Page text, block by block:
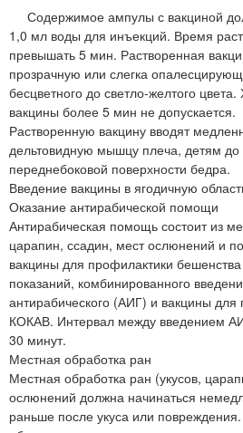
Содержимое ампулы с вакциной
1,0 мл воды для инъекций. Время
превышать 5 мин. Растворенная
прозрачную или слегка
бесцветного до светло-желтого
вакцины более 5 мин не допускается.
Растворенную вакцину вводят
дельтовидную мышцу плеча, детям
переднебоковой поверхности бедра.
Введение вакцины в ягодичную
Оказание антирабической помощи
Антирабическая помощь состоит из
царапин, ссадин, мест ослюнений и
вакцины для профилактики
показаний, комбинированного
антирабического (АИГ) и вакцины
КОКАВ. Интервал между введением
30 минут.
Местная обработка ран
Местная обработка ран (укусов,
ослюнений должна начинаться
раньше после укуса или